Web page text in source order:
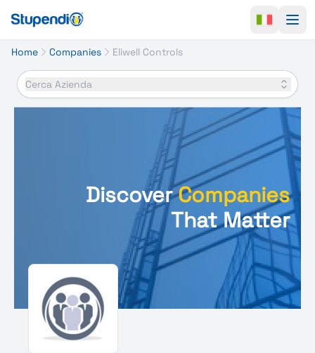
Home Companies Eliwell Controls
Cerca Azienda
DiscoverCompanies
That Matter